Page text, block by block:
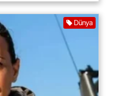
Dünya